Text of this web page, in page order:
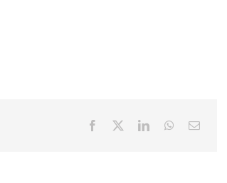
Facebook LinkedInWhatsApp
Correo